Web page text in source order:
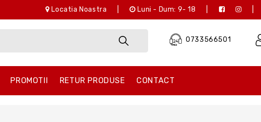
Locatia Noastra Luni - Dum: 9- 18
0733566501
PROMOTII RETUR PRODUSE CONTACT